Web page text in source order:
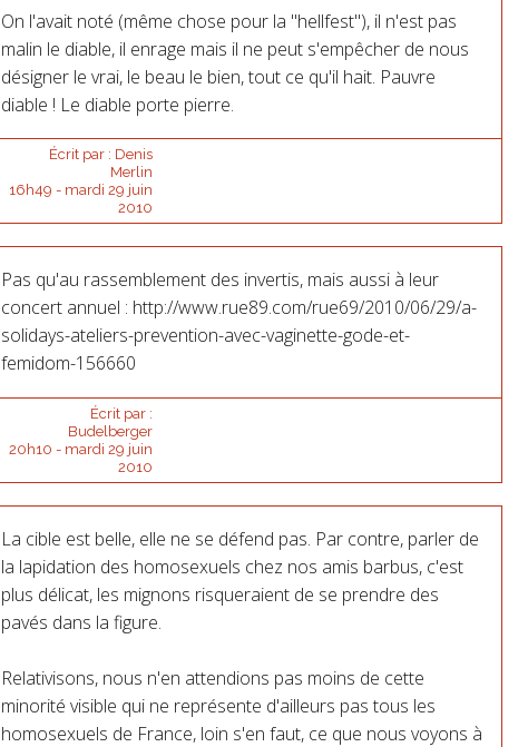
On l'avait noté (même chose pour la "hellfest"), il n'est pas
malin le diable, il enrage mais il ne peut s'empêcher de nous
désigner le vrai, le beau le bien, tout ce qu'il hait. Pauvre
diable ! Le diable porte pierre.
Écrit par : Denis
Merlin
16h49 - mardi 29 juin
2010
Pas qu'au rassemblement des invertis, mais aussi à leur
concert annuel : http://www.rue89.com/rue69/2010/06/29/a-
solidays-ateliers-prevention-avec-vaginette-gode-et-
femidom-156660
Écrit par :
Budelberger
20h10 - mardi 29 juin
2010
La cible est belle, elle ne se défend pas. Par contre, parler de
la lapidation des homosexuels chez nos amis barbus, c'est
plus délicat, les mignons risqueraient de se prendre des
pavés dans la figure.
Relativisons, nous n'en attendions pas moins de cette
minorité visible qui ne représente d'ailleurs pas tous les
homosexuels de France, loin s'en faut, ce que nous voyons à